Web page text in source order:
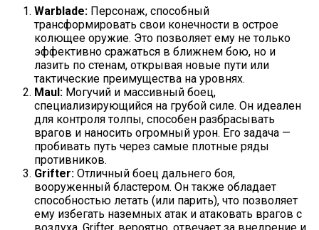
Warblade: Персонаж, способный
трансформировать свои конечности в острое
колющее оружие. Это позволяет ему не только
эффективно сражаться в ближнем бою, но и
лазить по стенам, открывая новые пути или
тактические преимущества на уровнях.
Maul: Могучий и массивный боец,
специализирующийся на грубой силе. Он идеален
для контроля толпы, способен разбрасывать
врагов и наносить огромный урон. Его задача —
пробивать путь через самые плотные ряды
противников.
Grifter: Отличный боец дальнего боя,
вооруженный бластером. Он также обладает
способностью летать (или парить), что позволяет
ему избегать наземных атак и атаковать врагов с